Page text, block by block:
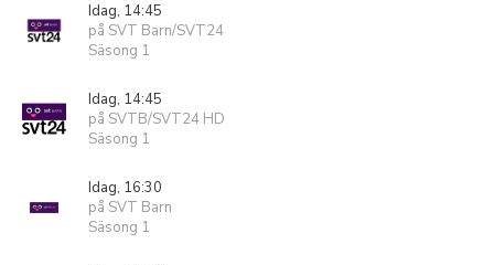
Idag, 14:45
på SVT Barn/SVT24
Säsong 1
Idag, 14:45
på SVTB/SVT24 HD
Säsong 1
Idag, 16:30
på SVT Barn
Säsong 1